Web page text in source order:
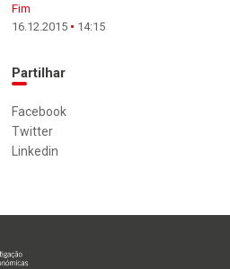
Fim
16.12.2015
14:15
Partilhar
Facebook
Twitter
Linkedin